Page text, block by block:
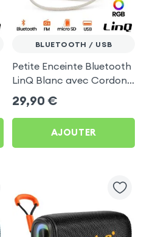
BLUETOOTH / USB
Petite Enceinte Bluetooth
LinQ Blanc avec Cordon
de Transport
29,90 €
AJOUTER